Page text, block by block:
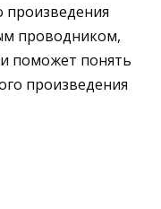
произведения
проводником,
поможет понять
произведения